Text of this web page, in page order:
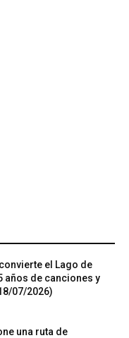
el Lago de
años de canciones y
07/2026)
una ruta de